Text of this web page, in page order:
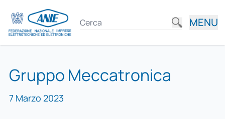
MENU
Gruppo Meccatronica
7 Marzo 2023